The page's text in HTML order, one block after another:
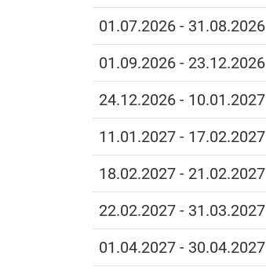
01.07.2026 - 31.08.2026
01.09.2026 - 23.12.2026
24.12.2026 - 10.01.2027
11.01.2027 - 17.02.2027
18.02.2027 - 21.02.2027
22.02.2027 - 31.03.2027
01.04.2027 - 30.04.2027